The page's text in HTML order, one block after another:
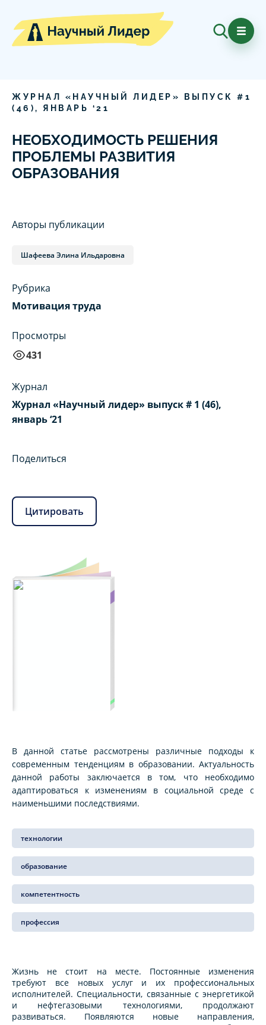
ЖУРНАЛ «НАУЧНЫЙ ЛИДЕР» ВЫПУСК # 1
( 46 ), ЯНВАРЬ ‘21
НЕОБХОДИМОСТЬ РЕШЕНИЯ
ПРОБЛЕМЫ РАЗВИТИЯ
ОБРАЗОВАНИЯ
Авторы публикации
Шафеева Элина Ильдаровна
Рубрика
Мотивация труда
Просмотры
431
Журнал
Журнал «Научный лидер» выпуск # 1 (46),
январь ‘21
Поделиться
Цитировать
В данной статье рассмотрены различные подходы к
современным тенденциям в образовании. Актуальность
данной работы заключается в том, что необходимо
адаптироваться к изменениям в социальной среде с
наименьшими последствиями.
технологии
образование
компетентность
профессия
Жизнь не стоит на месте. Постоянные изменения
требуют все новых услуг и их профессиональных
исполнителей. Специальности, связанные с энергетикой
и нефтегазовыми технологиями, продолжают
развиваться. Появляются новые направления,